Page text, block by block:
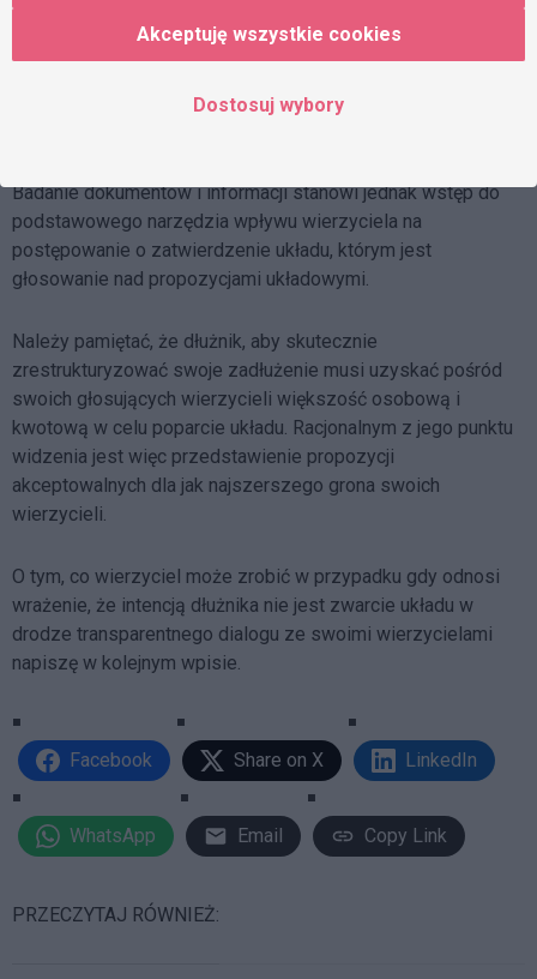
które mogą mieć znaczenie dla sądu który będzie analizował
postępowanie podczas rozpoznawania wniosku o
obowiązek przedstawić sądowi badającemu przyjęty układ,
Badanie dokumentów i informacji stanowi jednak wstęp do
podstawowego narzędzia wpływu wierzyciela na
postępowanie o zatwierdzenie układu, którym jest
głosowanie nad propozycjami układowymi.
Należy pamiętać, że dłużnik, aby skutecznie
zrestrukturyzować swoje zadłużenie musi uzyskać pośród
swoich głosujących wierzycieli większość osobową i
kwotową w celu poparcie układu. Racjonalnym z jego punktu
widzenia jest więc przedstawienie propozycji
akceptowalnych dla jak najszerszego grona swoich
wierzycieli.
O tym, co wierzyciel może zrobić w przypadku gdy odnosi
wrażenie, że intencją dłużnika nie jest zwarcie układu w
drodze transparentnego dialogu ze swoimi wierzycielami
napiszę w kolejnym wpisie.
Facebook Share on X LinkedIn
WhatsApp Email Copy Link
PRZECZYTAJ RÓWNIEŻ:
Akceptuję wszystkie cookies
Dostosuj wybory